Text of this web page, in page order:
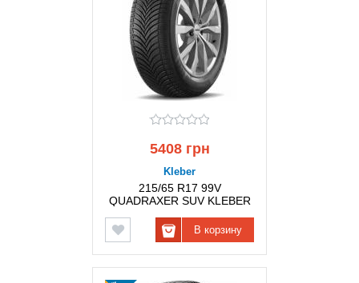
5408 грн
Kleber
215/65 R17 99V
QUADRAXER SUV KLEBER
В корзину